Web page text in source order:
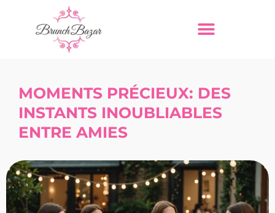
MOMENTS PRÉCIEUX: DES
INSTANTS INOUBLIABLES
ENTRE AMIES